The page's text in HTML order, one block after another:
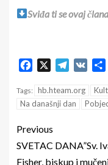
Sviđa ti se ovaj
Facebook Telegram
VK
Tags: hb.hteam.org
Na današnji dan
Previous
SVETAC DANA”Sv.
Fisher, biskup i